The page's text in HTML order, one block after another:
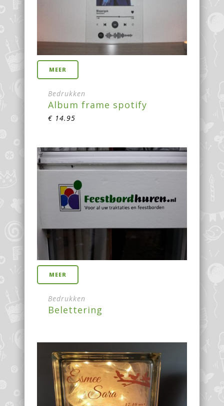
MEER
Bedrukken
Album frame spotify
€ 14.95
MEER
Bedrukken
Belettering